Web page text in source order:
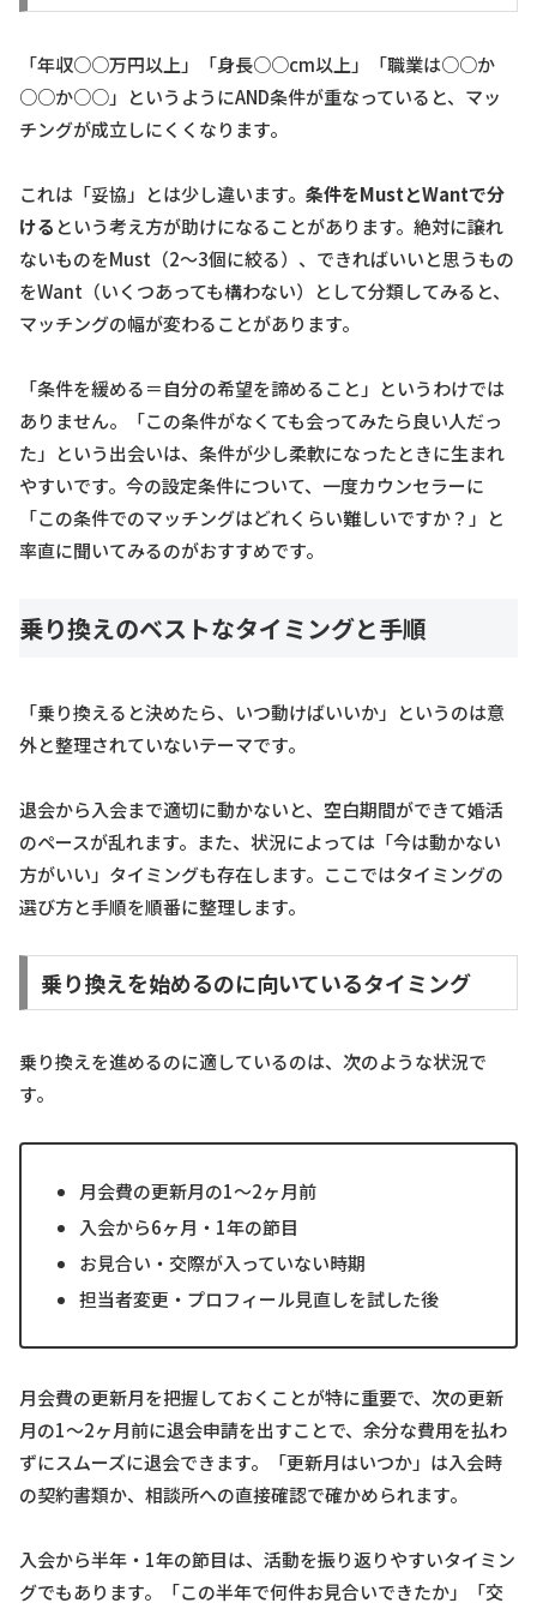
「年収○○万円以上」「身長○○cm以上」「職業は○○か
○○か○○」というようにAND条件が重なっていると、マッ
チングが成立しにくくなります。
これは「妥協」とは少し違います。 条件をMustとWantで分
ける という考え方が助けになることがあります。絶対に譲れ
ないものをMust（2〜3個に絞る）、できればいいと思うもの
をWant（いくつあっても構わない）として分類してみると、
マッチングの幅が変わることがあります。
「条件を緩める＝自分の希望を諦めること」というわけでは
ありません。「この条件がなくても会ってみたら良い人だっ
た」という出会いは、条件が少し柔軟になったときに生まれ
やすいです。今の設定条件について、一度カウンセラーに
「この条件でのマッチングはどれくらい難しいですか？」と
率直に聞いてみるのがおすすめです。
乗り換えのベストなタイミングと手順
「乗り換えると決めたら、いつ動けばいいか」というのは意
外と整理されていないテーマです。
退会から入会まで適切に動かないと、空白期間ができて婚活
のペースが乱れます。また、状況によっては「今は動かない
方がいい」タイミングも存在します。ここではタイミングの
選び方と手順を順番に整理します。
乗り換えを始めるのに向いているタイミング
乗り換えを進めるのに適しているのは、次のような状況で
す。
月会費の更新月の1〜2ヶ月前
入会から6ヶ月・1年の節目
お見合い・交際が入っていない時期
担当者変更・プロフィール見直しを試した後
月会費の更新月を把握しておくことが特に重要で、次の更新
月の1〜2ヶ月前に退会申請を出すことで、余分な費用を払わ
ずにスムーズに退会できます。「更新月はいつか」は入会時
の契約書類か、相談所への直接確認で確かめられます。
入会から半年・1年の節目は、活動を振り返りやすいタイミン
グでもあります。「この半年で何件お見合いできたか」「交